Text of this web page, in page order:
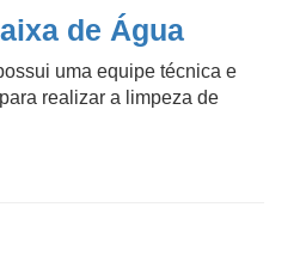
de Água
uma equipe técnica e
realizar a limpeza de